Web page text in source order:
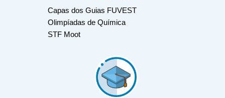
Capas dos Guias FUVEST
Olimpíadas de Química
STF Moot